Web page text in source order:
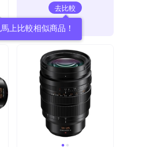
去比較
上比較相似商品！